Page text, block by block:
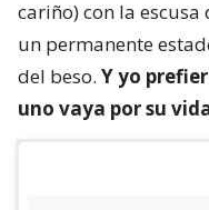
cariño) con la escusa
un permanente
del beso. Y yo
uno vaya por su